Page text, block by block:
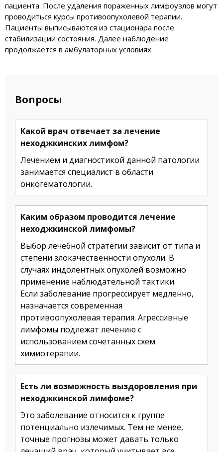
пациента. После удаления пораженных лимфоузлов могут
проводиться курсы противоопухолевой терапии.
Пациенты выписываются из стационара после
стабилизации состояния. Далее наблюдение
продолжается в амбулаторных условиях.
Вопросы
Какой врач отвечает за лечение
неходжкинских лимфом?
Лечением и диагностикой данной патологии
занимается специалист в области
онкогематологии.
Каким образом проводится лечение
неходжкинской лимфомы?
Выбор лечебной стратегии зависит от типа и
степени злокачественности опухоли. В
случаях индолентных опухолей возможно
применение наблюдательной тактики.
Если заболевание прогрессирует медленно,
назначается современная
противоопухолевая терапия. Агрессивные
лимфомы подлежат лечению с
использованием сочетанных схем
химиотерапии.
Есть ли возможность выздоровления при
неходжкинской лимфоме?
Это заболевание относится к группе
потенциально излечимых. Тем не менее,
точные прогнозы может давать только